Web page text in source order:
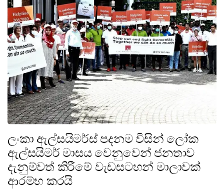
ලංකා ඇල්සයිමර්ස් පදනම විසින් ලෝක
ඇල්සයිමර් මාසය වෙනුවෙන් ජනතාව
දැනුම්වත් කිරීමේ වැඩසටහන් මාලාවක්
ආරම්භ කරයි